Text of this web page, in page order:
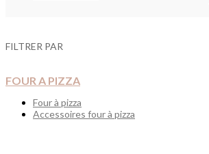
FILTRER PAR
FOUR A PIZZA
Four à pizza
Accessoires four à pizza